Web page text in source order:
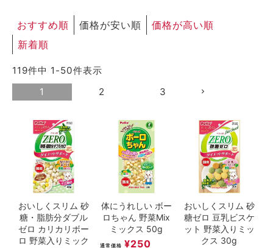
ACCOUNT MENU
ようこそ ゲスト 様
meeting_room ログイン
おすすめ順 価格が安い順
価格が高い順
新着順
119件中 1 -50件表示
1
2 3
おいしくスリム 砂
糖・脂肪分ダブル
ゼロ カリカリボー
ロ 野菜入りミック
体にうれしい ボー
ロちゃん 野菜Mix
ミックス 50g
通常価格 ¥250
おいしくスリム 砂
糖ゼロ 豆乳ビスケ
ット 野菜入りミッ
クス 30g